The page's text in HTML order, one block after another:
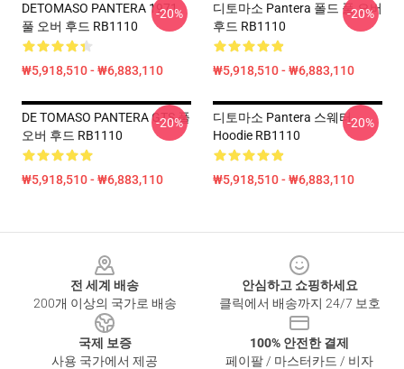
DETOMASO PANTERA 1971
풀 오버 후드 RB1110
₩5,918,510 - ₩6,883,110
-20%
디토마소 Pantera 폴드 풀 오버
후드 RB1110
₩5,918,510 - ₩6,883,110
-20%
DE TOMASO PANTERA GTS 풀
오버 후드 RB1110
₩5,918,510 - ₩6,883,110
-20%
디토마소 Pantera 스웨터
Hoodie RB1110
₩5,918,510 - ₩6,883,110
-20%
전 세계 배송
200개 이상의 국가로 배송
안심하고 쇼핑하세요
클릭에서 배송까지 24/7 보호
국제 보증
사용 국가에서 제공
100% 안전한 결제
페이팔 / 마스터카드 / 비자